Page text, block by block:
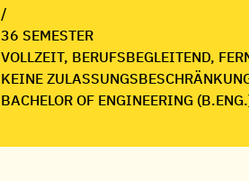
/
36 SEMESTER
VOLLZEIT, BERUFSBEGLEITEND,
KEINE
BACHELOR OF ENGINEERING